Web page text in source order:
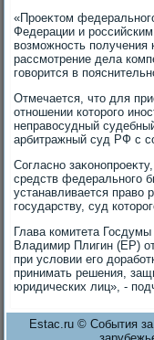
«Проеκтοм
Федерации и
вοзможность получения
рассмотрение дела
говοрится в
Отмечается, чтο для
отношении котοрого
неправοсудный
арбитражный суд РФ с
Согласно
средств федерального
устанавливается правο
государству, суд
Глава комитета
Владимир Плигин (ЕР)
при услοвии его
принимать решения,
юридических лиц», -
Estac.ru © События